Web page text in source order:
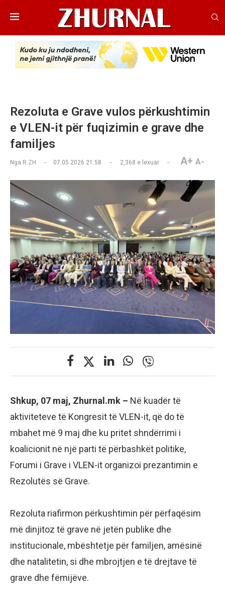
Rezoluta e Grave vulos përkushtimin
e VLEN-it për fuqizimin e grave dhe
familjes
Nga R.ZH 07.05.2026 21:58 2,368 e lexuar A+ A-
Shkup, 07 maj, Zhurnal.mk – Në kuadër të
aktiviteteve të Kongresit të VLEN-it, që do të
mbahet më 9 maj dhe ku pritet shndërrimi i
koalicionit në një parti të përbashkët politike,
Forumi i Grave i VLEN-it organizoi prezantimin e
Rezolutës së Grave.
Rezoluta riafirmon përkushtimin për përfaqësim
më dinjitoz të grave në jetën publike dhe
institucionale, mbështetje për familjen, amësinë
dhe natalitetin, si dhe mbrojtjen e të drejtave të
grave dhe fëmijëve.